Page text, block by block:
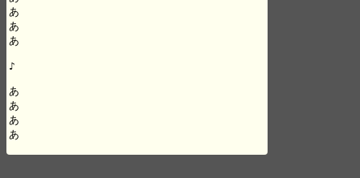
あ
あ
あ
♪
あ
あ
あ
あ